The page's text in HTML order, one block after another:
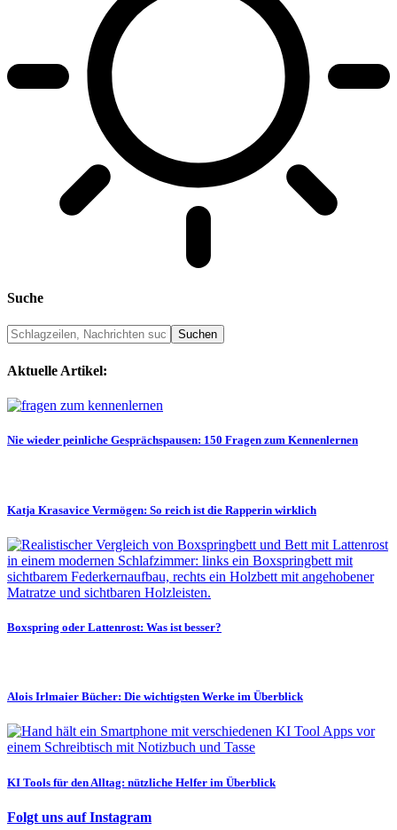
Suche
Aktuelle Artikel:
Nie wieder peinliche Gesprächspausen: 150 Fragen zum Kennenlernen
Katja Krasavice Vermögen: So reich ist die Rapperin wirklich
Boxspring oder Lattenrost: Was ist besser?
Alois Irlmaier Bücher: Die wichtigsten Werke im Überblick
KI Tools für den Alltag: nützliche Helfer im Überblick
Folgt uns auf Instagram